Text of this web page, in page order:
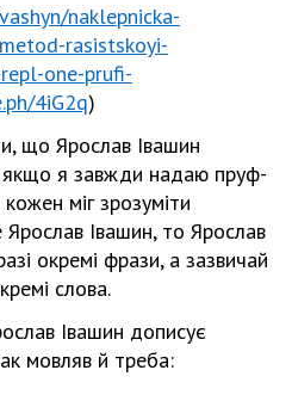
naklepnicka-
rasistskoyi-
one-prufi-
4iG2q)
що Ярослав Івашин
я завжди надаю пруф-
міг зрозуміти
Івашин, то Ярослав
окремі фрази, а зазвичай
слова.
Івашин дописує
мовляв й треба: